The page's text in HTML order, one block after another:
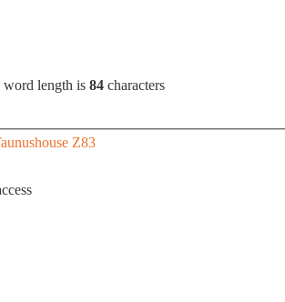
word length is 84 characters
Z83